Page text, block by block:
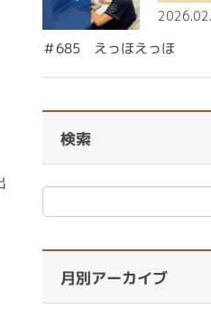
＃685 えっほえっほ
検索
月別アーカイブ